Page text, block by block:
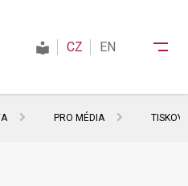
CZ EN
PRO MÉDIA